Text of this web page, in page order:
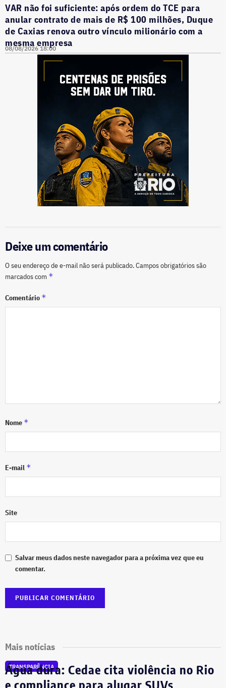
VAR não foi suficiente: após ordem do TCE para
anular contrato de mais de R$ 100 milhões, Duque
de Caxias renova outro vínculo milionário com a
mesma empresa
08/08/2026 18:00
Deixe um comentário
O seu endereço de e-mail não será publicado.Campos obrigatórios são
marcados com *
Comentário *
Nome *
E-mail *
Site
Salvar meus dados neste navegador para a próxima vez que eu
comentar.
Mais notícias
TRANSPARÊNCIA
Água dura: Cedae cita violência no Rio
e compliance para alugar SUVs